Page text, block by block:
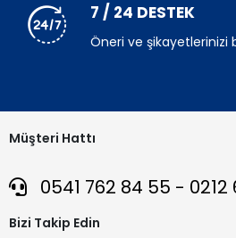
7 / 24 DESTEK
Öneri ve şikayetlerinizi
Müşteri Hattı
0541 762 84 55 - 0212
Bizi Takip Edin